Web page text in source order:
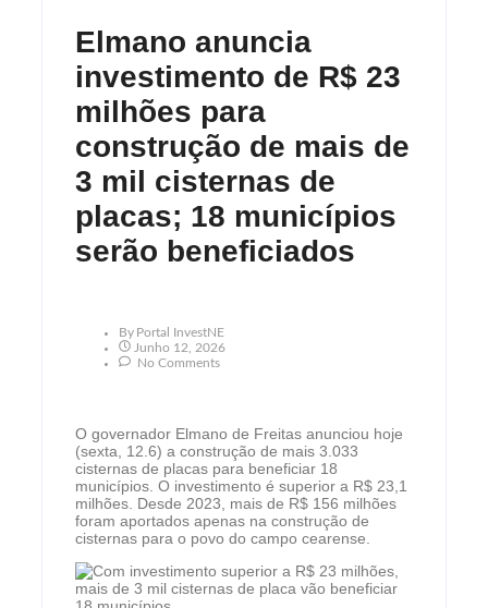
Elmano anuncia
investimento de R$ 23
milhões para
construção de mais de
3 mil cisternas de
placas; 18 municípios
serão beneficiados
By Portal InvestNE
Junho 12, 2026
No Comments
O governador Elmano de Freitas anunciou hoje
(sexta, 12.6) a construção de mais 3.033
cisternas de placas para beneficiar 18
municípios. O investimento é superior a R$ 23,1
milhões. Desde 2023, mais de R$ 156 milhões
foram aportados apenas na construção de
cisternas para o povo do campo cearense.